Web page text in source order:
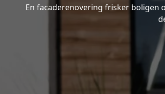
En facaderenovering frisker boligen